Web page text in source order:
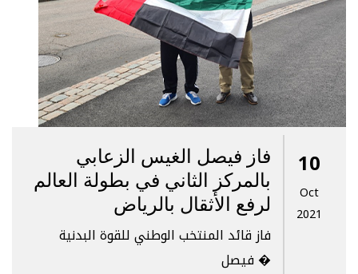
فاز فيصل الغيس الزعابي
بالمركز الثاني في بطولة العالم
لرفع الأثقال بالرياض
فاز قائد المنتخب الوطني للقوة البدنية
فيصل �
10
Oct
2021